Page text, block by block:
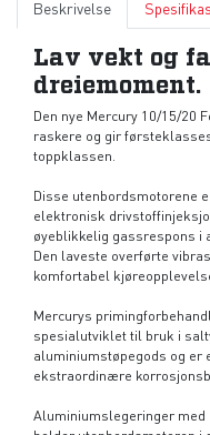
Beskrivelse
Lav vekt og
dreiemoment.
Den nye Mercury 10/15/20
raskere og gir
toppklassen.
Disse utenbordsmotorene
elektronisk
øyeblikkelig gassrespons
Den laveste overførte
komfortabel
Mercurys
spesialutviklet til bruk i
aluminiumstøpegods og er
ekstraordinære
Aluminiumslegeringer